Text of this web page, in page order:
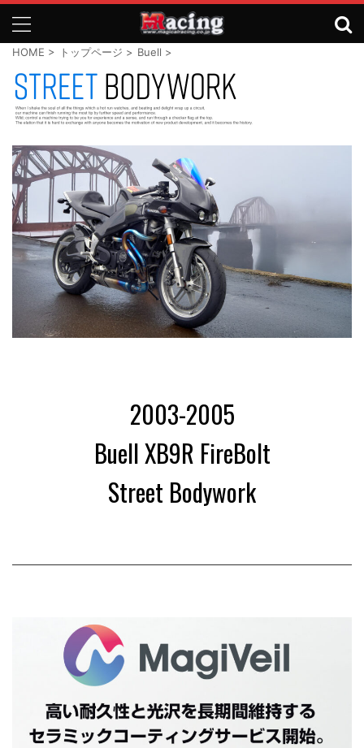
HOME > トップページ > Buell >
3
2003-2005
Buell XB9R FireBolt
Street Bodywork